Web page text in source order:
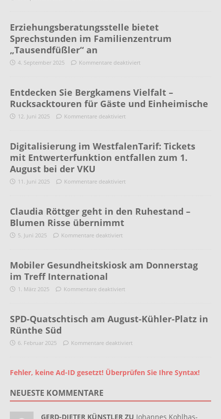
Erziehungsberatungsstelle bietet
Sprechstunden im Familienzentrum
„Tausendfüßler“ an
4. September 2025 Kommentare deaktiviert
Entdecken Sie Bergkamens Vielfalt –
Rucksacktouren für Gäste und Einheimische
12. Juni 2025 Kommentare deaktiviert
Digitalisierung im WestfalenTarif: Tickets
mit Entwerterfunktion entfallen zum 1.
August bei der VKU
11. Juni 2025 Kommentare deaktiviert
Claudia Röttger geht in den Ruhestand –
Blumen Risse übernimmt
5. Juni 2025 Kommentare deaktiviert
Mobiler Gesundheitskiosk am Donnerstag
im Treff International
1. März 2025 Kommentare deaktiviert
SPD-Quatschtisch am August-Kühler-Platz in
Rünthe Süd
6. Februar 2025 Kommentare deaktiviert
Fehler, keine Ad-ID gesetzt! Überprüfen Sie Ihre Syntax!
NEUESTE KOMMENTARE
GERD-DIETER KÜNSTLER ZU Johannes Kohlhas-